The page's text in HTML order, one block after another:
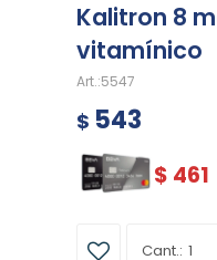
Kalitron 8
vitamínico
5547
$ 543
$ 461
1